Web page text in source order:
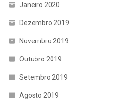
Janeiro 2020
Dezembro 2019
Novembro 2019
Outubro 2019
Setembro 2019
Agosto 2019